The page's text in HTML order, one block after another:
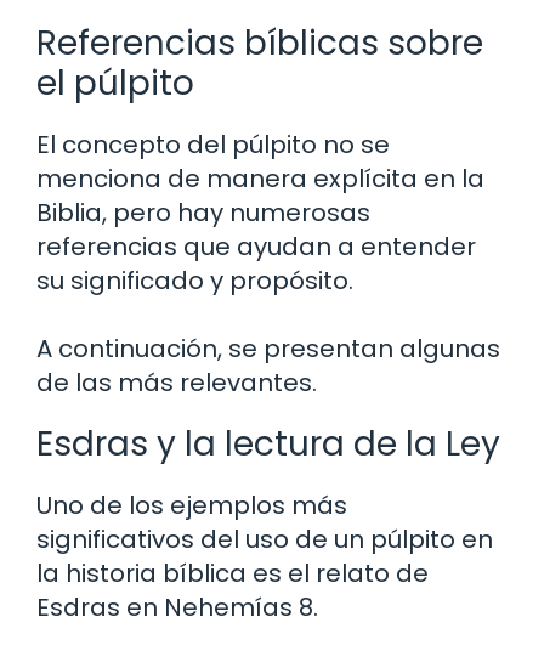
Referencias bíblicas sobre
el púlpito
El concepto del púlpito no se
menciona de manera explícita en la
Biblia, pero hay numerosas
referencias que ayudan a entender
su significado y propósito.
A continuación, se presentan algunas
de las más relevantes.
Esdras y la lectura de la Ley
Uno de los ejemplos más
significativos del uso de un púlpito en
la historia bíblica es el relato de
Esdras en Nehemías 8.